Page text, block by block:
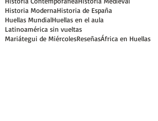
Historia ModernaHistoria de España
Huellas MundialHuellas en el aula
Latinoamérica sin vueltas
Mariátegui de MiércolesReseñasÁfrica en Huellas